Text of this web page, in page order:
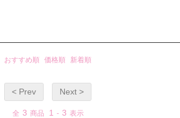
おすすめ順 価格順 新着順
< Prev Next >
全 3 商品 1 - 3 表示